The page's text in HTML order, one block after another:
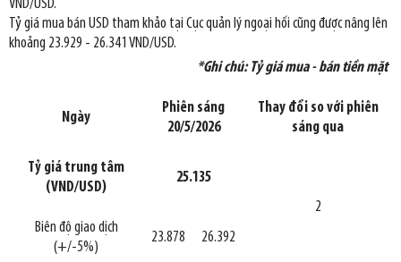
VND/USD.
Tỷ giá mua bán USD tham khảo tại Cục quản lý ngoại hối cũng được nâng lên
khoảng 23.929 - 26.341 VND/USD.
*Ghi chú: Tỷ giá mua - bán tiền mặt
Ngày
Phiên sáng
20/5/2026
Thay đổi so với phiên
sáng qua
Tỷ giá trung tâm
(VND/USD)
25.135
2
Biên độ giao dịch
(+/-5%)
23.878 26.392